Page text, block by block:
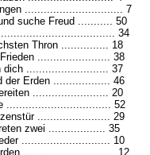
............................... 7
suche Freud ........... 50
34
Thron ............... 18
....................... 38
dich .......................... 37
der Erden .................. 46
........................ 20
................................. 52
....................... 29
zwei .................. 35
............................ 10
............................. 12